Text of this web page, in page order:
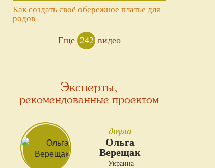
Как создать своё обережное платье для
родов
Еще 242видео
Эксперты,
рекомендованные проектом
доула
Ольга
Верещак
Украина